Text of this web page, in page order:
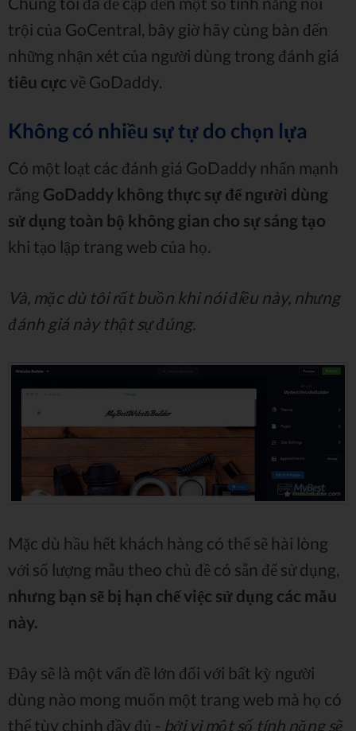
trội của GoCentral, bây giờ hãy cùng bàn đến
những nhận xét của người dùng trong đánh giá
tiêu cực về GoDaddy.
Không có nhiều sự tự do chọn lựa
Có một loạt các đánh giá GoDaddy nhấn mạnh
rằng GoDaddy không thực sự để người dùng
sử dụng toàn bộ không gian cho sự sáng tạo
khi tạo lập trang web của họ.
Và, mặc dù tôi rất buồn khi nói điều này, nhưng
đánh giá này thật sự đúng.
Mặc dù hầu hết khách hàng có thể sẽ hài lòng
với số lượng mẫu theo chủ đề có sẵn để sử dụng,
nhưng bạn sẽ bị hạn chế việc sử dụng các mẫu
này.
Đây sẽ là một vấn đề lớn đối với bất kỳ người
dùng nào mong muốn một trang web mà họ có
thể tùy chỉnh đầy đủ - bởi vì một số tính năng sẽ